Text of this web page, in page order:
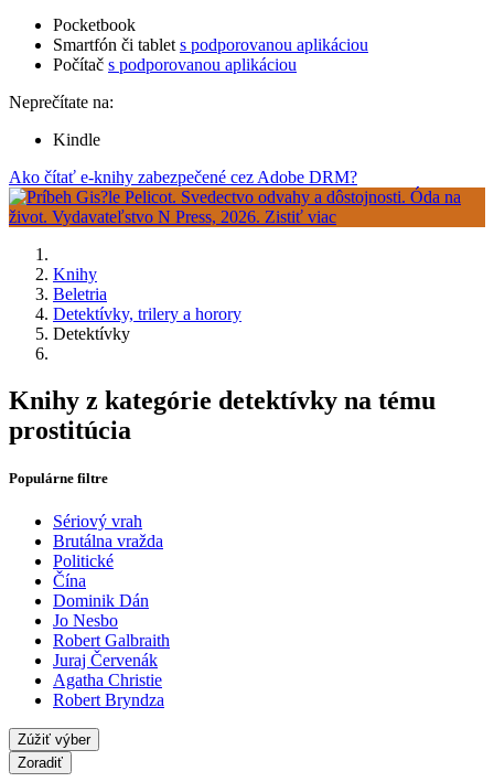
Pocketbook
Smartfón či tablet s podporovanou aplikáciou
Počítač s podporovanou aplikáciou
Neprečítate na:
Kindle
Ako čítať e-knihy zabezpečené cez Adobe DRM?
Knihy
Beletria
Detektívky, trilery a horory
Detektívky
Knihy z kategórie detektívky na tému
prostitúcia
Populárne filtre
Sériový vrah
Brutálna vražda
Politické
Čína
Dominik Dán
Jo Nesbo
Robert Galbraith
Juraj Červenák
Agatha Christie
Robert Bryndza
Zúžiť výber
Zoradiť